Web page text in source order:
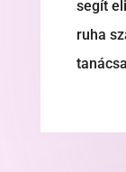
segít
ruha